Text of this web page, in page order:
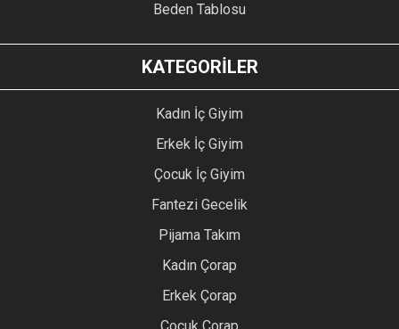
Beden Tablosu
KATEGORİLER
Kadın İç Giyim
Erkek İç Giyim
Çocuk İç Giyim
Fantezi Gecelik
Pijama Takım
Kadın Çorap
Erkek Çorap